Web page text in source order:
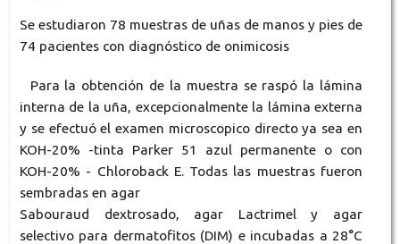
Se estudiaron 78 muestras de uñas de manos y pies de
74 pacientes con diagnóstico de onimicosis
Para la obtención de la muestra se raspó la lámina
interna de la uña, excepcionalmente la lámina externa
y se efectuó el examen microscopico directo ya sea en
KOH-20% -tinta Parker 51 azul permanente o con
KOH-20% - Chloroback E. Todas las muestras fueron
sembradas en agar
Sabouraud dextrosado, agar Lactrimel y agar
selectivo para dermatofitos (DIM) e incubadas a 28°C